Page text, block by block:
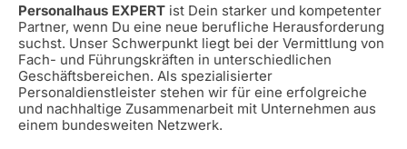
Personalhaus EXPERT ist Dein starker und kompetenter
Partner, wenn Du eine neue berufliche Herausforderung
suchst. Unser Schwerpunkt liegt bei der Vermittlung von
Fach- und Führungskräften in unterschiedlichen
Geschäftsbereichen. Als spezialisierter
Personaldienstleister stehen wir für eine erfolgreiche
und nachhaltige Zusammenarbeit mit Unternehmen aus
einem bundesweiten Netzwerk.